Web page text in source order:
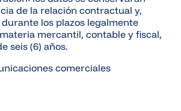
de la relación contractual y,
los plazos legalmente
mercantil, contable y fiscal,
seis (6) años.
comerciales